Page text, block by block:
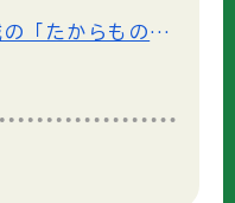
令和7年度 松川村地域の「たからものマップ」